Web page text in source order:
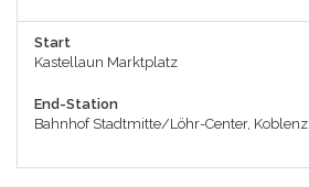
Start
Kastellaun Marktplatz
End-Station
Bahnhof Stadtmitte/Löhr-Center, Koblenz